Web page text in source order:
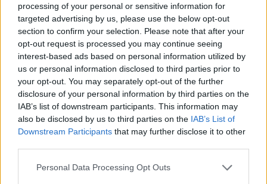
processing of your personal or sensitive information for
targeted advertising by us, please use the below opt-out
section to confirm your selection. Please note that after your
opt-out request is processed you may continue seeing
interest-based ads based on personal information utilized by
us or personal information disclosed to third parties prior to
your opt-out. You may separately opt-out of the further
disclosure of your personal information by third parties on the
IAB’s list of downstream participants. This information may
also be disclosed by us to third parties on the IAB’s List of
Downstream Participants that may further disclose it to other
Personal Data Processing Opt Outs
ΔΙΑΦΗΜΙΣΗ